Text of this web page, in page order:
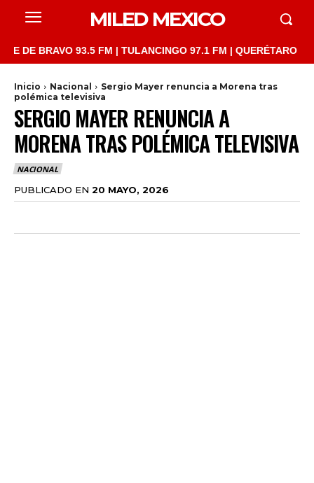
MILED MEXICO
93.5 FM | TULANCINGO 97.1 FM | QUERÉTARO 103.1
Inicio Nacional
Sergio Mayer renuncia a Morena tras
polémica televisiva
SERGIO MAYER RENUNCIA A
MORENA TRAS POLÉMICA TELEVISIVA
NACIONAL
PUBLICADO EN 20 MAYO, 2026